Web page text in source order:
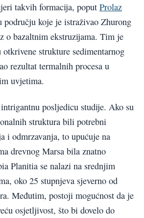
takvih formacija, poput Prolaz
području koje je istraživao Zhurong
o bazaltnim ekstruzijama. Tim je
otkrivene strukture sedimentarnog
rezultat termalnih procesa u
uvjetima.
posljedicu studije. Ako su
struktura bili potrebni
i odmrzavanja, to upućuje na
drevnog Marsa bila znatno
Planitia se nalazi na srednjim
oko 25 stupnjeva sjeverno od
Međutim, postoji mogućnost da je
osjetljivost, što bi dovelo do